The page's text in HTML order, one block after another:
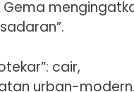
cair,
urban-modern.